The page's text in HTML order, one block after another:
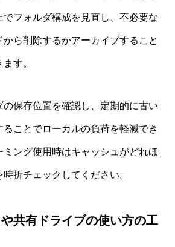
フォルダ構成を見直し、不必要な
ら削除するかアーカイブすること
す。
の保存位置を確認し、定期的に古い
ことでローカルの負荷を軽減でき
ミング使用時はキャッシュがどれほ
折チェックしてください。
共有ドライブの使い方の工